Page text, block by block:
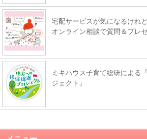
宅配サービスが気になるけれ
オンライン相談で質問＆プレ
ミキハウス子育て総研による
ジェクト』